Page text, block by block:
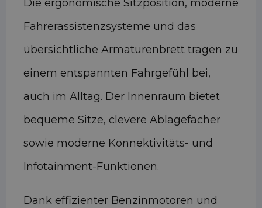
Die ergonomische Sitzposition, moderne
Fahrerassistenzsysteme und das
übersichtliche Armaturenbrett tragen zu
einem entspannten Fahrgefühl bei,
auch im Alltag. Der Innenraum bietet
bequeme Sitze, clevere Ablagefächer
sowie moderne Konnektivitäts- und
Infotainment-Funktionen.
Dank effizienter Benzinmotoren und